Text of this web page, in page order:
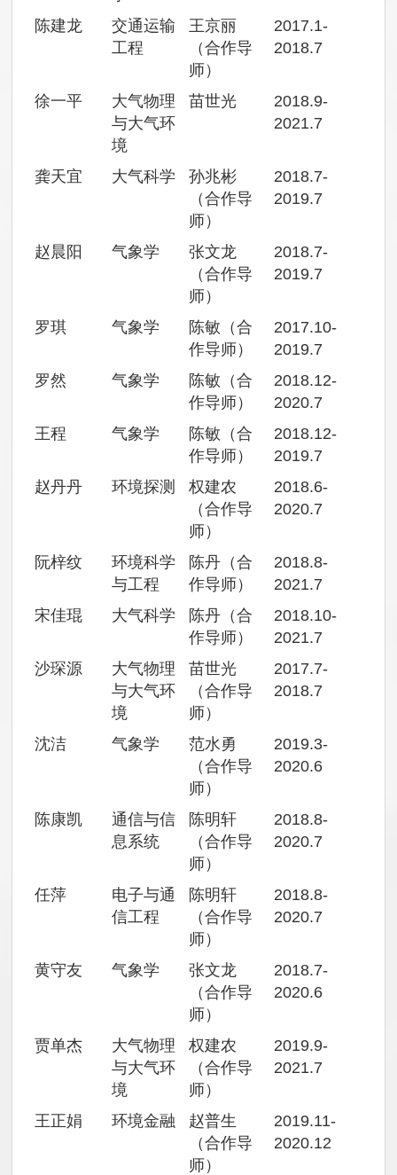
陈建龙
交通运输
工程
王京丽
（合作导
师）
2017.1-
2018.7
徐一平
大气物理
与大气环
境
苗世光
2018.9-
2021.7
龚天宜 大气科学
孙兆彬
（合作导
师）
2018.7-
2019.7
赵晨阳 气象学
张文龙
（合作导
师）
2018.7-
2019.7
罗琪 气象学
陈敏（合
作导师）
2017.10-
2019.7
罗然
气象学
陈敏（合
作导师）
2018.12-
2020.7
王程
气象学
陈敏（合
作导师）
2018.12-
2019.7
赵丹丹
环境探测
权建农
（合作导
师）
2018.6-
2020.7
阮梓纹
环境科学
与工程
陈丹（合
作导师）
2018.8-
2021.7
宋佳琨
大气科学
陈丹（合
作导师）
2018.10-
2021.7
沙琛源
大气物理
与大气环
境
苗世光
（合作导
师）
2017.7-
2018.7
沈洁 气象学
范水勇
（合作导
师）
2019.3-
2020.6
陈康凯
通信与信
息系统
陈明轩
（合作导
师）
2018.8-
2020.7
任萍
电子与通
信工程
陈明轩
（合作导
师）
2018.8-
2020.7
黄守友 气象学
张文龙
（合作导
师）
2018.7-
2020.6
贾单杰
大气物理
与大气环
境
权建农
（合作导
师）
2019.9-
2021.7
王正娟 环境金融
赵普生
（合作导
师）
2019.11-
2020.12